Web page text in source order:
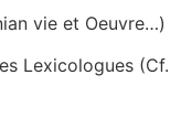
vie et Oeuvre…)
Lexicologues (Cf.